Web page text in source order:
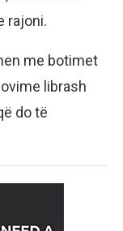
rajoni.
me botimet
librash
do të